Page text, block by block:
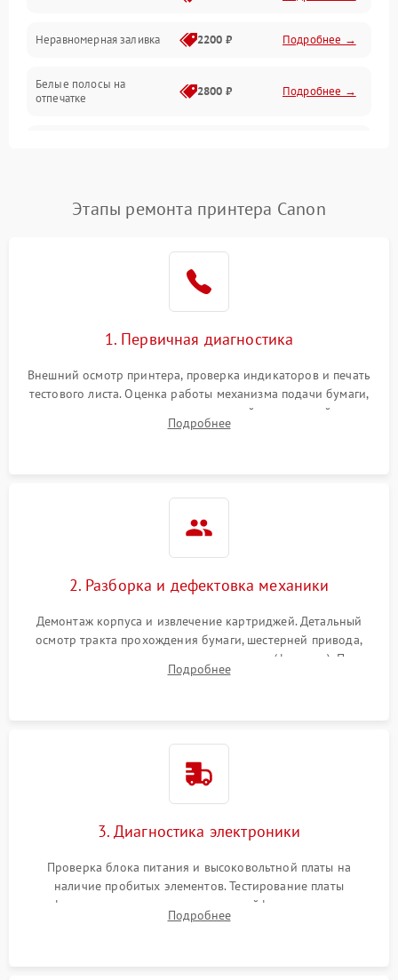
Режим работы
Питание и запуск
Неравномерная заливка 2200 ₽ Подробнее →
Белые полосы на
отпечатке
2800 ₽ Подробнее →
Этапы ремонта принтера Canon
1. Первичная диагностика
Внешний осмотр принтера, проверка индикаторов и печать
тестового листа. Оценка работы механизма подачи бумаги,
выявление посторонних шумов, замятий и первичный анализ
дефектов печати (полосы, фон, пробелы).
Подробнее
2. Разборка и дефектовка механики
Демонтаж корпуса и извлечение картриджей. Детальный
осмотр тракта прохождения бумаги, шестерней привода,
роликов захвата и узла термозакрепления (фьюзера). Поиск
физического износа и повреждений деталей.
Подробнее
3. Диагностика электроники
Проверка блока питания и высоковольтной платы на
наличие пробитых элементов. Тестирование платы
форматирования, целостности шлейфов, контактов
картриджа и оптопар (датчиков прохождения и наличия
Подробнее